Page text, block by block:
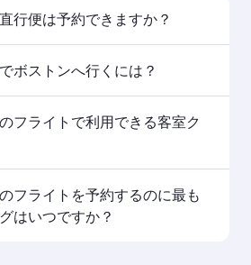
行便は予約できますか？
の直行便を運航しています。時
ボストンへ行くには？
きの直行便を運航しています。
由して世界150都市以上にアクセ
フライトで利用できる客室ク
クラスは路線や運航会社によっ
タール航空運航便ではビジネス
フライトを予約するのに最も
はいつですか？